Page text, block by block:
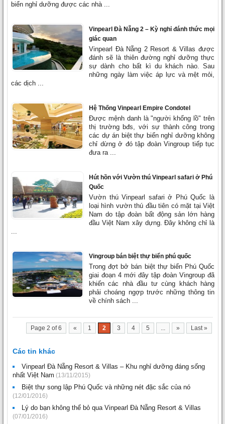
biển nghỉ dưỡng được các nhà ...
Vinpearl Đà Nẵng 2 – Kỳ nghỉ đánh thức mọi
giác quan
Vinpearl Đà Nẵng 2 Resort & Villas được
đánh sẽ là thiên đường nghỉ dưỡng thực
sự dành cho bất kì du khách nào. Sau
những ngày làm việc áp lực và mệt mỏi,
các dịch ...
Hệ Thống Vinpearl Empire Condotel
Được mệnh danh là "người khổng lồ" trên
thị trường bđs, với sự thành công trong
các dự án biệt thự biển nghỉ dưỡng không
chỉ dừng ở đó tập đoàn Vingroup tiếp tục
đưa ra ...
Hút hồn với Vườn thú Vinpearl safari ở Phú
Quốc
Vườn thú Vinpearl safari ở Phú Quốc là
loại hình vườn thú đầu tiên có mặt tại Việt
Nam do tập đoàn bất động sản lớn hàng
đầu Việt Nam xây dựng. Đây không chỉ là
...
Vingroup bán biệt thự biển phú quốc
Trong đợt bở bán biệt thự biển Phú Quốc
giai đoạn 4 mới đây tập đoàn Vingroup đã
khiến các nhà đầu tư cùng khách hàng
phải choáng ngợp trước những thông tin
về chính sách ...
Page 2 of 6 « 1 2 3 4 5 ... » Last »
Các tin khác
Vinpearl Đà Nẵng Resort & Villas – Khu nghỉ dưỡng đáng sống
nhất Việt Nam (13/11/2015)
Biệt thự song lập Phú Quốc và những nét đặc sắc của nó
(12/01/2016)
Lý do bạn không thể bỏ qua Vinpearl Đà Nẵng Resort & Villas
(07/01/2016)